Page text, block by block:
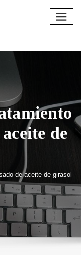
de
de aceite de girasol